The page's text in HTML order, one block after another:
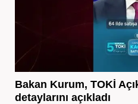
Bakan Kurum, TOKİ
detaylarını açıkladı